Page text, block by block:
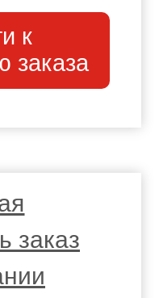
к
заказа
заказ